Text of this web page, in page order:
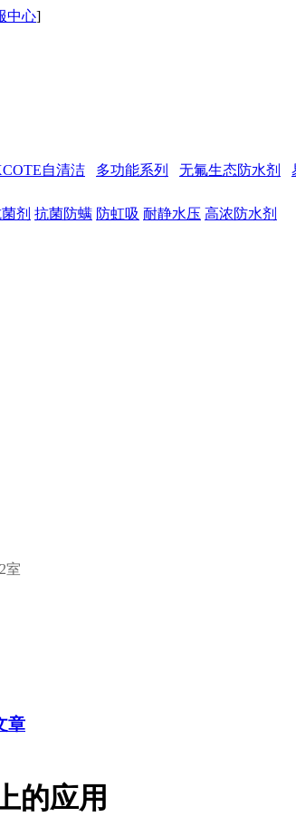
中心]
自清洁 多功能系列 无氟生态防水剂
剂 抗菌防螨 防虹吸 耐静水压 高浓防水剂
室
章
的应用